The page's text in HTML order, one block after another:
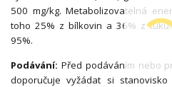
500 mg/kg. Metabolizovatelná
toho 25% z bílkovin a 36% z
95%.
Podávání: Před podáváním nebo
doporučuje vyžádat si